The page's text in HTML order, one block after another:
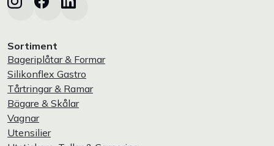
Sortiment
Bageriplåtar & Formar
Silikonflex Gastro
Tårtringar & Ramar
Bägare & Skålar
Vagnar
Utensilier